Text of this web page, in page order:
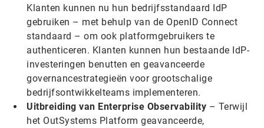
Klanten kunnen nu hun bedrijfsstandaard IdP
gebruiken – met behulp van de OpenID Connect
standaard – om ook platformgebruikers te
authenticeren. Klanten kunnen hun bestaande IdP-
investeringen benutten en geavanceerde
governancestrategieën voor grootschalige
bedrijfsontwikkelteams implementeren.
Uitbreiding van Enterprise Observability – Terwijl
het OutSystems Platform geavanceerde,